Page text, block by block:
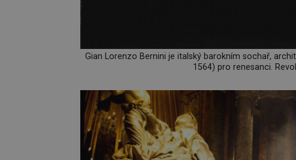
Gian Lorenzo Bernini je italský barokním sochař,
1564) pro renesanci.